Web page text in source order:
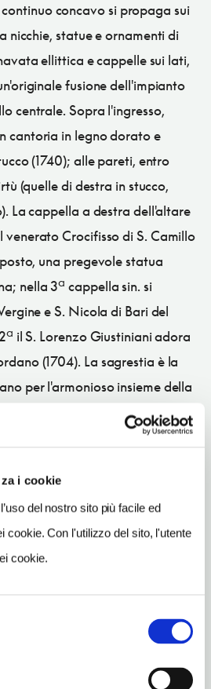
i cookie
del nostro sito più facile ed
cookie. Con l'utilizzo del sito, l'utente
cookie.
concavo si propaga sui
nicchie, statue e ornamenti di
ellittica e cappelle sui lati,
fusione dell'impianto
centrale. Sopra l'ingresso,
cantoria in legno dorato e
(1740); alle pareti, entro
(quelle di destra in stucco,
La cappella a destra dell'altare
venerato Crocifisso di S. Camillo
una pregevole statua
nella 3ª cappella sin. si
e S. Nicola di Bari del
il S. Lorenzo Giustiniani adora
(1704). La sagrestia è la
per l'armonioso insieme della